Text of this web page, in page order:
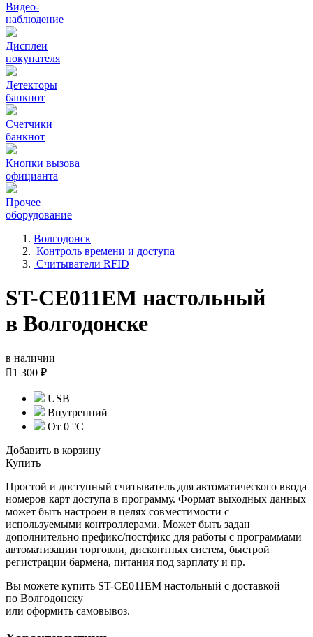
Видео‑
наблюдение
Дисплеи
покупателя
Детекторы
банкнот
Счетчики
банкнот
Кнопки вызова
официанта
Прочее
оборудование
Волгодонск
Контроль времени и доступа
Считыватели RFID
ST-CE011EM настольный
в Волгодонске
в наличии
1 300 ₽
USB
Внутренний
От 0 °С
Добавить в корзину
Купить
Простой и доступный считыватель для автоматического ввода
номеров карт доступа в программу. Формат выходных данных
может быть настроен в целях совместимости с
используемыми контроллерами. Может быть задан
дополнительно префикс/постфикс для работы с программами
автоматизации торговли, дисконтных систем, быстрой
регистрации бармена, питания под зарплату и пр.
Вы можете купить ST-CE011EM настольный с доставкой
по Волгодонску
или оформить самовывоз.